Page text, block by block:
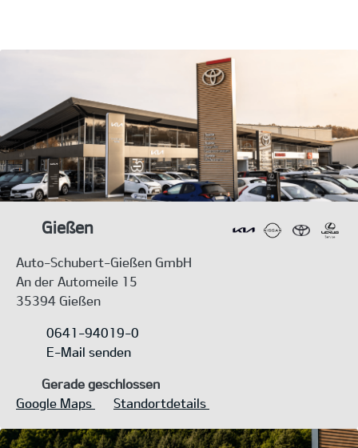
Gießen
Auto-Schubert-Gießen GmbH
An der Automeile 15
35394 Gießen
0641-94019-0
E-Mail senden
Gerade geschlossen
Google Maps
Standortdetails